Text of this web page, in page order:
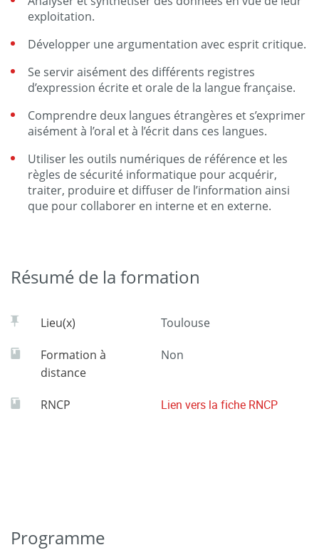
exploitation.
Développer une argumentation avec esprit critique.
Se servir aisément des différents registres
d’expression écrite et orale de la langue française.
Comprendre deux langues étrangères et s’exprimer
aisément à l’oral et à l’écrit dans ces langues.
Utiliser les outils numériques de référence et les
règles de sécurité informatique pour acquérir,
traiter, produire et diffuser de l’information ainsi
que pour collaborer en interne et en externe.
Résumé de la formation
Lieu(x) Toulouse
Formation à
distance
Non
RNCP Lien vers la fiche RNCP
Programme